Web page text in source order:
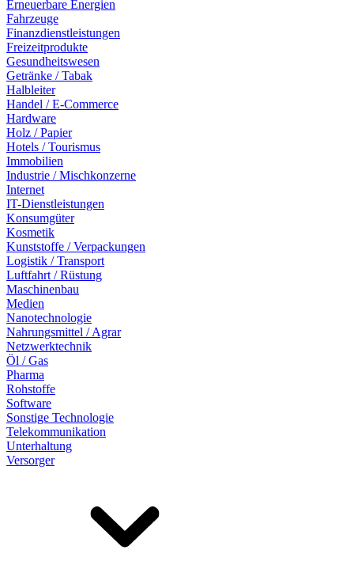
Erneuerbare Energien
Fahrzeuge
Finanzdienstleistungen
Freizeitprodukte
Gesundheitswesen
Getränke / Tabak
Halbleiter
Handel / E-Commerce
Hardware
Holz / Papier
Hotels / Tourismus
Immobilien
Industrie / Mischkonzerne
Internet
IT-Dienstleistungen
Konsumgüter
Kosmetik
Kunststoffe / Verpackungen
Logistik / Transport
Luftfahrt / Rüstung
Maschinenbau
Medien
Nanotechnologie
Nahrungsmittel / Agrar
Netzwerktechnik
Öl / Gas
Pharma
Rohstoffe
Software
Sonstige Technologie
Telekommunikation
Unterhaltung
Versorger